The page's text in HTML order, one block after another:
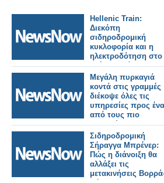
Hellenic Train:
Διεκόπη
σιδηροδρομική
κυκλοφορία και η
ηλεκτροδότηση στο
τμήμα Οινόη –
Χαλκίδα, εξαιτίας
πυρκαγιάς.
Μεγάλη πυρκαγιά
κοντά στις γραμμές
διέκοψε όλες τις
υπηρεσίες προς
από τους πιο
πολυσύχναστους
σιδηροδρομικούς
σταθμούς του
Λονδίνου.
Σιδηροδρομική
Σήραγγα Μπρένερ:
Πώς η διάνοιξη θα
αλλάξει τις
μετακινήσεις